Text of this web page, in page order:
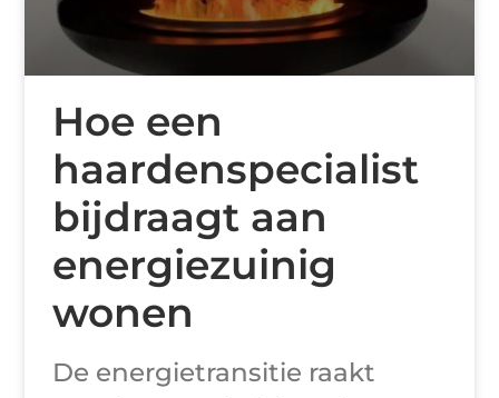
Hoe een
haardenspecialist
bijdraagt aan
energiezuinig
wonen
De energietransitie raakt